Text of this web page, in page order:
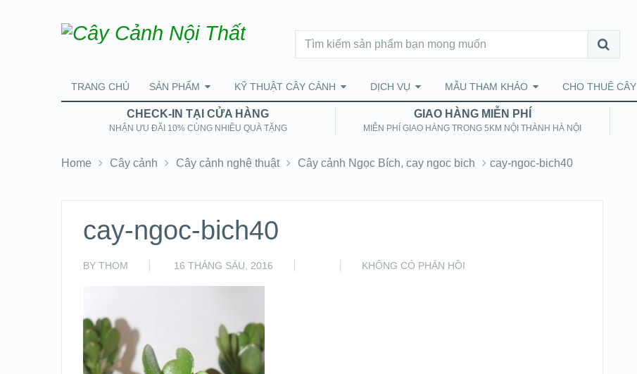
TRANG CHỦ SẢN PHẨM KỸ THUẬT CÂY CẢNH DỊCH VỤ MẪU THAM KHẢO CHO THUÊ CÂY
CHECK-IN TẠI CỬA HÀNG
NHẬN ƯU ĐÃI 10% CÙNG NHIỀU QUÀ TẶNG
GIAO HÀNG MIỄN PHÍ
MIỄN PHÍ GIAO HÀNG TRONG 5KM NỘI THÀNH HÀ NỘI
Home Cây cảnh Cây cảnh nghệ thuật Cây cảnh Ngọc Bích, cay ngoc bich cay-ngoc-bich40
cay-ngoc-bich40
BY THOM 16 THÁNG SÁU, 2016 KHÔNG CÓ PHẢN HỒI